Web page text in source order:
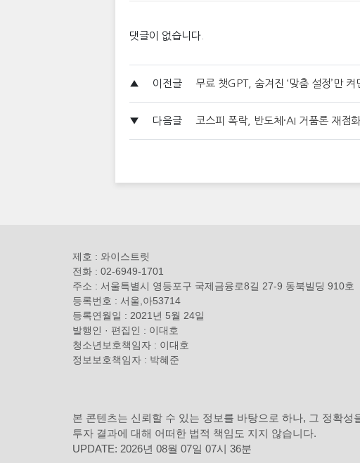
댓글이 없습니다.
▲ 이전글 무료 챗GPT, 숨겨진 ‘맞춤 설정’만
▼ 다음글 코스피 폭락, 반도체·AI 거품론 재점
제호 : 와이스트릿
전화 : 02-6949-1701
주소 : 서울특별시 영등포구 국제금융로8길 27-9 동북빌딩 910호
등록번호 : 서울,아53714
등록연월일 : 2021년 5월 24일
발행인 · 편집인 : 이대호
청소년보호책임자 : 이대호
정보보호책임자 : 박혜준
본 콘텐츠는 신뢰할 수 있는 정보를 바탕으로 하나, 그 정확
투자 결과에 대해 어떠한 법적 책임도 지지 않습니다.
UPDATE: 2026년 08월 07일 07시 36분